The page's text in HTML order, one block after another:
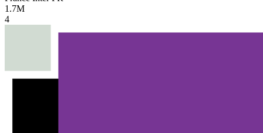
1.7M
4